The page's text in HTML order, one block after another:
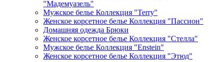
"Мадемуазель"
Мужское белье Коллекция "Terry"
Женское корсетное белье Коллекция "Пассион"
Домашняя одежда Брюки
Женское корсетное белье Коллекция "Стелла"
Мужское белье Коллекция "Enstein"
Женское корсетное белье Коллекция "Этюд"